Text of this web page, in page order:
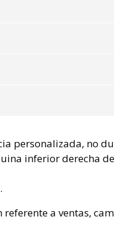
personalizada, no
inferior derecha
a ventas,